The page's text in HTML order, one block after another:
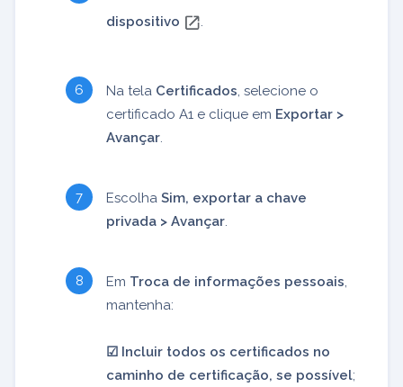
dispositivo
Na tela Certificados , selecione o
certificado A1 e clique em Exportar >
Avançar
Escolha Sim, exportar a chave
privada > Avançar
Em Troca de informações pessoais
mantenha:
☑︎ Incluir todos os certificados no
caminho de certificação, se possível;